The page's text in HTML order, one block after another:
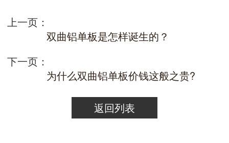
上一页：
双曲铝单板是怎样诞生的？
下一页：
为什么双曲铝单板价钱这般之贵?
返回列表